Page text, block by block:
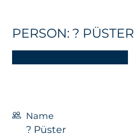
PERSON: ? PÜSTER
Name
? Püster